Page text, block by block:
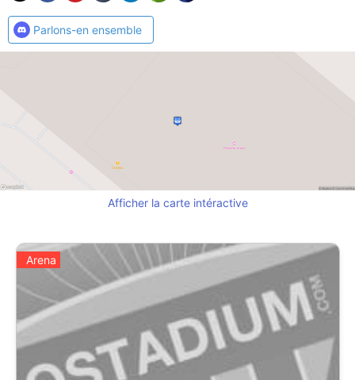
Parlons-en ensemble
Afficher la carte intéractive
Arena